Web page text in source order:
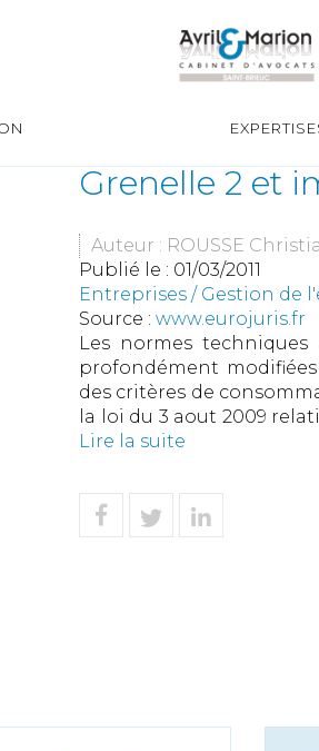
Grenelle 2 et
Auteur : ROUSSE
Publié le : 01/03/2011
Entreprises / Gestion de
Source : www.eurojuris.fr
Les normes
profondément
des critères de
la loi du 3 aout 2009
Lire la suite